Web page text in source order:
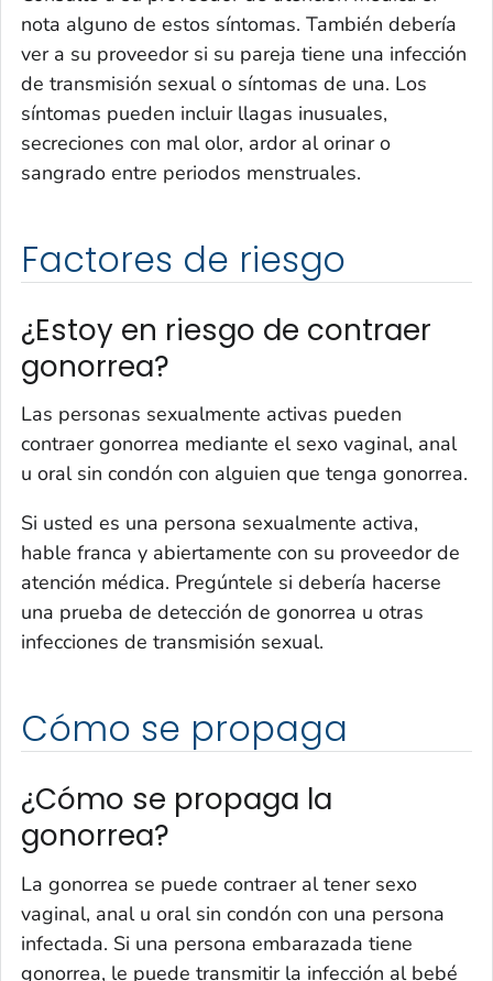
nota alguno de estos síntomas. También debería
ver a su proveedor si su pareja tiene una infección
de transmisión sexual o síntomas de una. Los
síntomas pueden incluir llagas inusuales,
secreciones con mal olor, ardor al orinar o
sangrado entre periodos menstruales.
Factores de riesgo
¿Estoy en riesgo de contraer
gonorrea?
Las personas sexualmente activas pueden
contraer gonorrea mediante el sexo vaginal, anal
u oral sin condón con alguien que tenga gonorrea.
Si usted es una persona sexualmente activa,
hable franca y abiertamente con su proveedor de
atención médica. Pregúntele si debería hacerse
una prueba de detección de gonorrea u otras
infecciones de transmisión sexual.
Cómo se propaga
¿Cómo se propaga la
gonorrea?
La gonorrea se puede contraer al tener sexo
vaginal, anal u oral sin condón con una persona
infectada. Si una persona embarazada tiene
gonorrea, le puede transmitir la infección al bebé